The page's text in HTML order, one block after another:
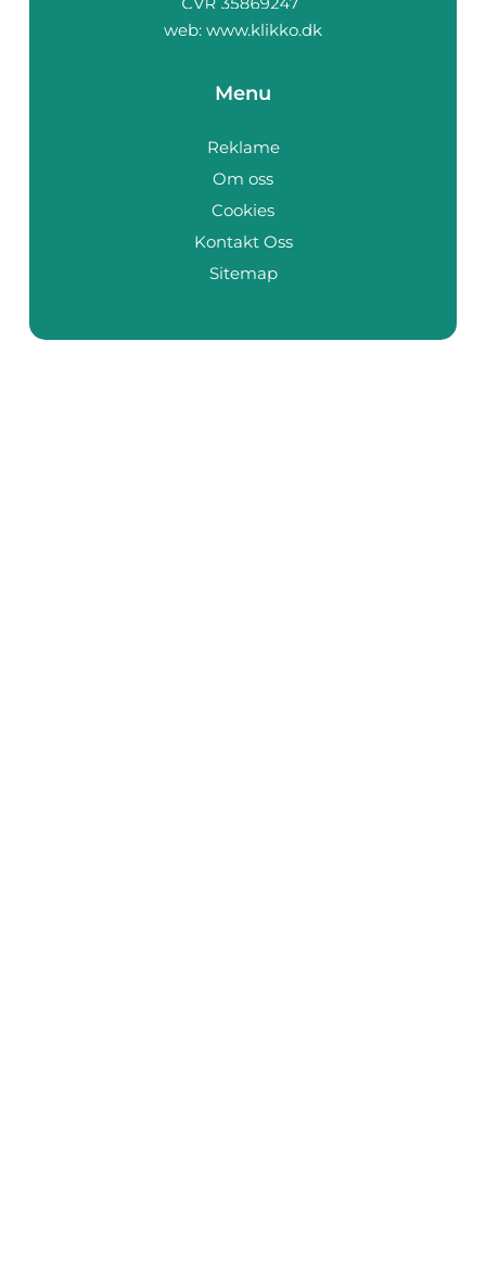
web: www.klikko.dk
Menu
Reklame
Om oss
Cookies
Kontakt Oss
Sitemap